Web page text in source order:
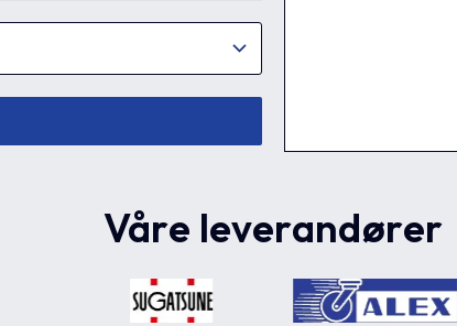
Våre leverandører